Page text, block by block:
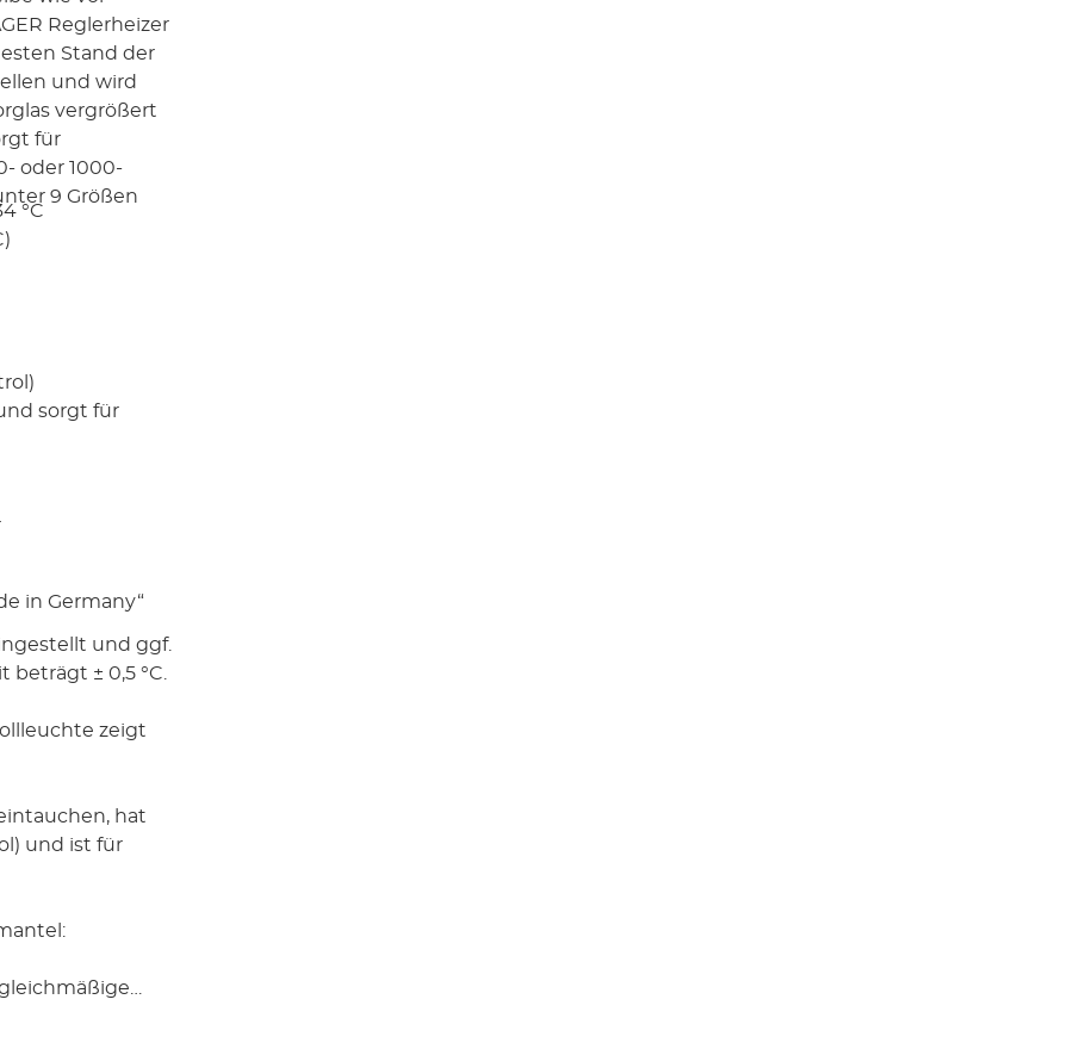
Reglerheizer
Stand der
und wird
vergrößert
für
oder 1000-
9 Größen
°C
sorgt für
in Germany“
und ggf.
± 0,5 °C.
zeigt
hat
und ist für